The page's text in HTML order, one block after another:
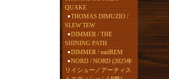
QUAKE
THOMAS DIMUZIO /
SLEW TEW
DIMMER / THE
SHINING PATH
DIMMER / midREM
NORD / NORD (2025年
リイシュー／アーティス